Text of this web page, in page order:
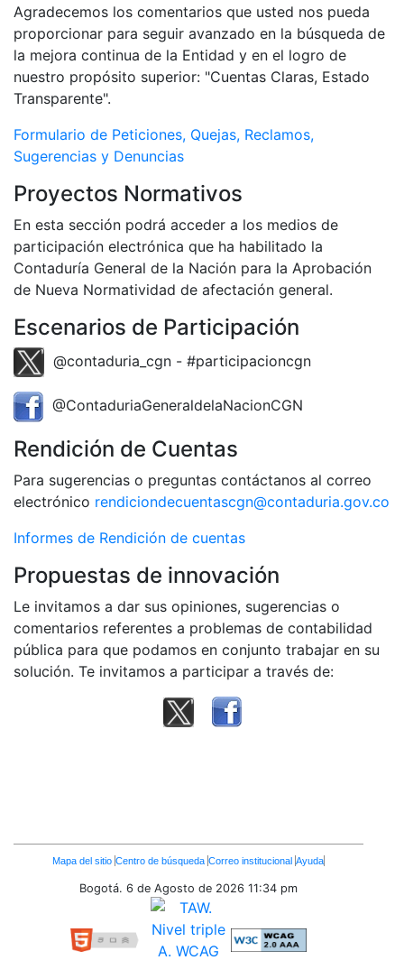
Agradecemos los comentarios que usted nos pueda
proporcionar para seguir avanzado en la búsqueda de
la mejora continua de la Entidad y en el logro de
nuestro propósito superior: "Cuentas Claras, Estado
Transparente".
Formulario de Peticiones, Quejas, Reclamos,
Sugerencias y Denuncias
Proyectos Normativos
En esta sección podrá acceder a los medios de
participación electrónica que ha habilitado la
Contaduría General de la Nación para la Aprobación
de Nueva Normatividad de afectación general.
Escenarios de Participación
@contaduria_cgn - #participacioncgn
@ContaduriaGeneraldelaNacionCGN
Rendición de Cuentas
Para sugerencias o preguntas contáctanos al correo
electrónico rendiciondecuentascgn@contaduria.gov.co
Informes de Rendición de cuentas
Propuestas de innovación
Le invitamos a dar sus opiniones, sugerencias o
comentarios referentes a problemas de contabilidad
pública para que podamos en conjunto trabajar en su
solución. Te invitamos a participar a través de:
Enlaces
Inferiores
Mapa del sitio Centro de búsqueda Correo institucional Ayuda
Bogotá. 6 de Agosto de 2026 11:34 pm